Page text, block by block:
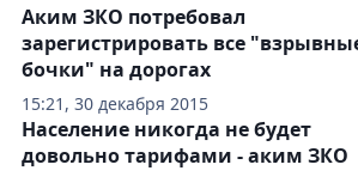
15:21, 30 декабря 2015
Аким ЗКО потребовал
зарегистрировать все
бочки" на дорогах
Население никогда не будет
довольно тарифами - аким ЗКО